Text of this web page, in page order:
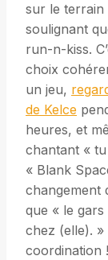
sur le terrain
soulignant
run-n-kiss.
choix
un jeu,
de Kelce
heures, et
chantant « tu
« Blank
changement
que « le
chez (elle). »
coordination